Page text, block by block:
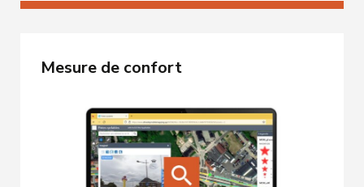
Mesure de confort